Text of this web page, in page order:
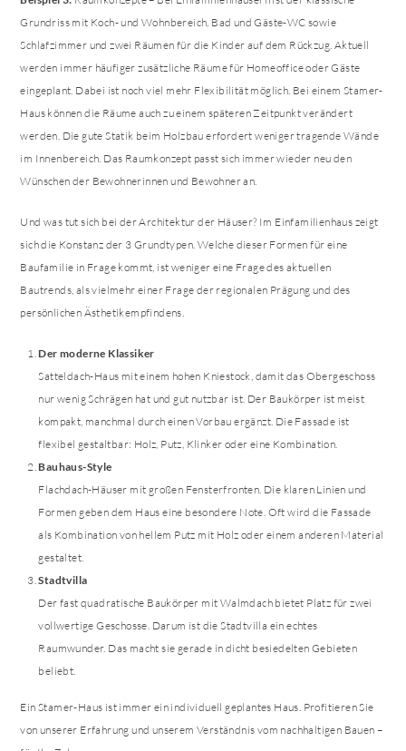
Grundriss mit Koch- und Wohnbereich, Bad und Gäste-WC sowie
Schlafzimmer und zwei Räumen für die Kinder auf dem Rückzug. Aktuell
werden immer häufiger zusätzliche Räume für Homeoffice oder Gäste
eingeplant. Dabei ist noch viel mehr Flexibilität möglich. Bei einem Stamer-
Haus können die Räume auch zu einem späteren Zeitpunkt verändert
werden. Die gute Statik beim Holzbau erfordert weniger tragende Wände
im Innenbereich. Das Raumkonzept passt sich immer wieder neu den
Wünschen der Bewohnerinnen und Bewohner an.
Und was tut sich bei der Architektur der Häuser? Im Einfamilienhaus zeigt
sich die Konstanz der 3 Grundtypen. Welche dieser Formen für eine
Baufamilie in Frage kommt, ist weniger eine Frage des aktuellen
Bautrends, als vielmehr einer Frage der regionalen Prägung und des
persönlichen Ästhetikempfindens.
Der moderne Klassiker
Satteldach-Haus mit einem hohen Kniestock, damit das Obergeschoss
nur wenig Schrägen hat und gut nutzbar ist. Der Baukörper ist meist
kompakt, manchmal durch einen Vorbau ergänzt. Die Fassade ist
flexibel gestaltbar: Holz, Putz, Klinker oder eine Kombination.
Bauhaus-Style
Flachdach-Häuser mit großen Fensterfronten. Die klaren Linien und
Formen geben dem Haus eine besondere Note. Oft wird die Fassade
als Kombination von hellem Putz mit Holz oder einem anderen Material
gestaltet.
Stadtvilla
Der fast quadratische Baukörper mit Walmdach bietet Platz für zwei
vollwertige Geschosse. Darum ist die Stadtvilla ein echtes
Raumwunder. Das macht sie gerade in dicht besiedelten Gebieten
beliebt.
Ein Stamer-Haus ist immer ein individuell geplantes Haus. Profitieren Sie
von unserer Erfahrung und unserem Verständnis vom nachhaltigen Bauen –